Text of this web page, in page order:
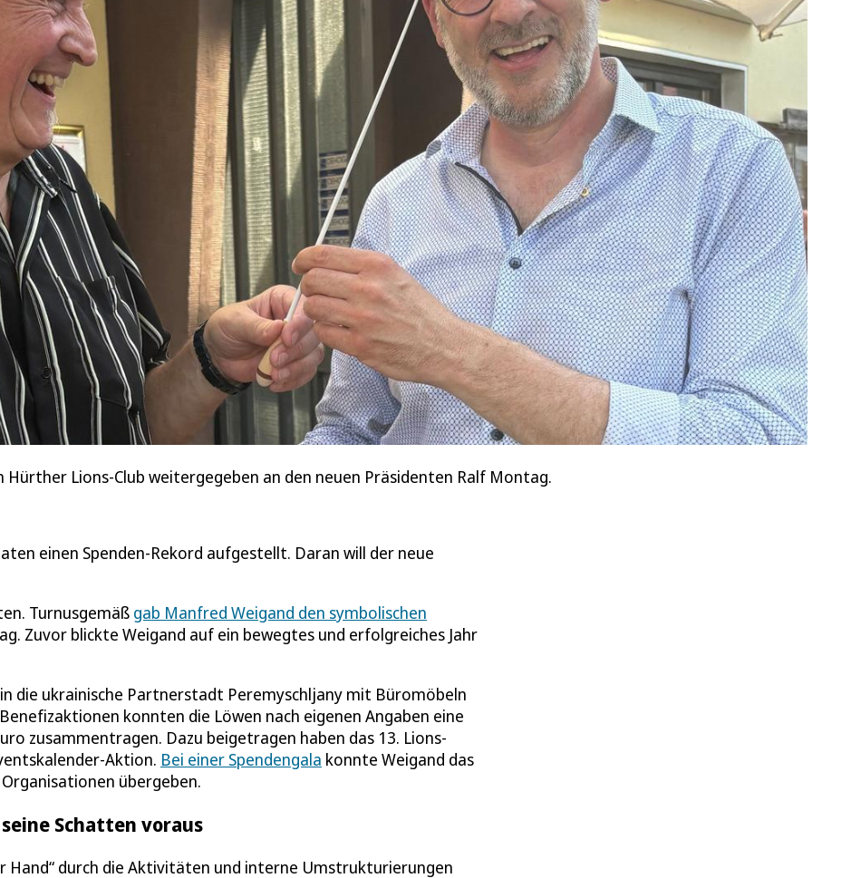
Lions-Club weitergegeben an den neuen Präsidenten Ralf Montag.
einen Spenden-Rekord aufgestellt. Daran will der neue
Turnusgemäß gab Manfred Weigand den symbolischen
Zuvor blickte Weigand auf ein bewegtes und erfolgreiches Jahr
die ukrainische Partnerstadt Peremyschljany mit Büromöbeln
konnten die Löwen nach eigenen Angaben eine
zusammentragen. Dazu beigetragen haben das 13. Lions-
Aktion. Bei einer Spendengala konnte Weigand das
übergeben.
Schatten voraus
Hand“ durch die Aktivitäten und interne Umstrukturierungen